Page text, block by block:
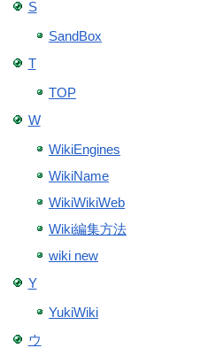
S
SandBox
T
TOP
W
WikiEngines
WikiName
WikiWikiWeb
Wiki編集方法
wiki new
Y
YukiWiki
ウ